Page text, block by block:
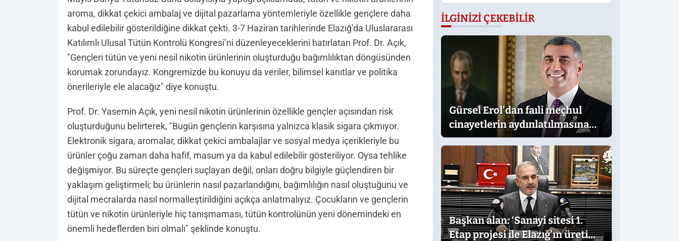
aroma, dikkat çekici ambalaj ve dijital pazarlama yöntemleriyle özellikle gençlere daha
kabul edilebilir gösterildiğine dikkat çekti. 3-7 Haziran tarihlerinde Elazığ’da Uluslararası
Katılımlı Ulusal Tütün Kontrolü Kongresi’ni düzenleyeceklerini hatırlatan Prof. Dr. Açık,
"Gençleri tütün ve yeni nesil nikotin ürünlerinin oluşturduğu bağımlılıktan döngüsünden
korumak zorundayız. Kongremizde bu konuyu da veriler, bilimsel kanıtlar ve politika
önerileriyle ele alacağız" diye konuştu.
Prof. Dr. Yasemin Açık, yeni nesil nikotin ürünlerinin özellikle gençler açısından risk
oluşturduğunu belirterek, "Bugün gençlerin karşısına yalnızca klasik sigara çıkmıyor.
Elektronik sigara, aromalar, dikkat çekici ambalajlar ve sosyal medya içerikleriyle bu
ürünler çoğu zaman daha hafif, masum ya da kabul edilebilir gösteriliyor. Oysa tehlike
değişmiyor. Bu süreçte gençleri suçlayan değil, onları doğru bilgiyle güçlendiren bir
yaklaşım geliştirmeli; bu ürünlerin nasıl pazarlandığını, bağımlılığın nasıl oluştuğunu ve
dijital mecralarda nasıl normalleştirildiğini açıkça anlatmalıyız. Çocukların ve gençlerin
tütün ve nikotin ürünleriyle hiç tanışmaması, tütün kontrolünün yeni dönemindeki en
önemli hedeflerden biri olmalı" şeklinde konuştu.
artacak’
İLGINIZI ÇEKEBILIR
Gürsel Erol’dan faıli meçhul
cinayetlerin aydınlatılmasına
destek
Başkan alan: ‘Sanayi sitesi 1.
Etap projesi ile Elazığ’ın üretim